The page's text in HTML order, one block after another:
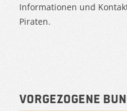
Informationen und
Piraten.
Vorgezogene